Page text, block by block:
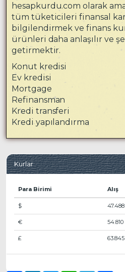
hesapkurdu.com olarak
tüm tüketicileri finansal
bilgilendirmek ve finans
ürünleri daha anlaşılır ve
getirmektir.
Konut kredisi
Ev kredisi
Mortgage
Refinansman
Kredi transferi
Kredi yapılandırma
Kurlar
Para Birimi Alış
$ 47.488
€ 54.810
£ 63.845